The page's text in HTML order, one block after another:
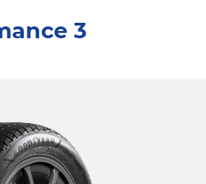
3